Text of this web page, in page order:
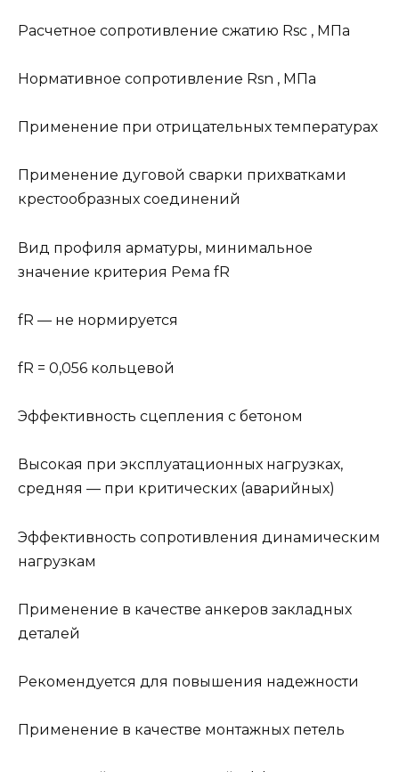
Расчетное сопротивление сжатию Rsc , МПа
Нормативное сопротивление Rsn , МПа
Применение при отрицательных температурах
Применение дуговой сварки прихватками
крестообразных соединений
Вид профиля арматуры, минимальное
значение критерия Рема fR
fR — не нормируется
fR = 0,056 кольцевой
Эффективность сцепления с бетоном
Высокая при эксплуатационных нагрузках,
средняя — при критических (аварийных)
Эффективность сопротивления динамическим
нагрузкам
Применение в качестве анкеров закладных
деталей
Рекомендуется для повышения надежности
Применение в качестве монтажных петель